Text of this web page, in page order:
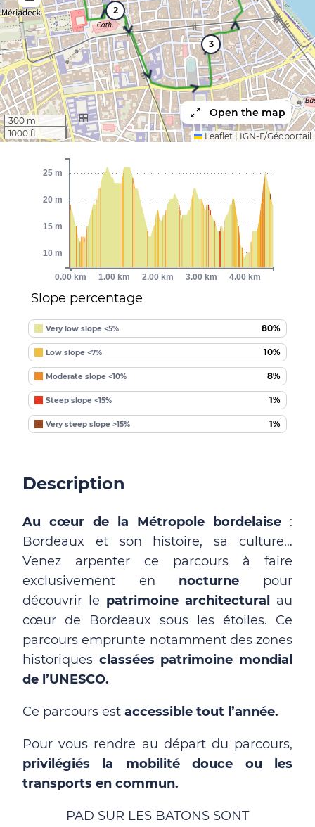
2
3
300 m
1000 ft
Open the map
Leaflet IGN-F/Géoportail
Slope percentage
Very low slope <5% 80%
Low slope <7% 10%
Moderate slope <10% 8%
Steep slope <15% 1%
Very steep slope >15% 1%
0.00 km 1.00 km 2.00 km 3.00 km 4.00 km
10 m
15 m
20 m
25 m
Description
Au cœur de la Métropole bordelaise :
Bordeaux et son histoire, sa culture…
Venez arpenter ce parcours à faire
exclusivement en nocturne pour
découvrir le patrimoine architectural
au
cœur de Bordeaux sous les étoiles. Ce
parcours emprunte notamment des zones
historiques classées patrimoine mondial
de l’UNESCO.
Ce parcours est accessible tout l’année.
Pour vous rendre au départ du parcours,
privilégiés la mobilité douce ou les
transports en commun.
PAD SUR LES BATONS SONT